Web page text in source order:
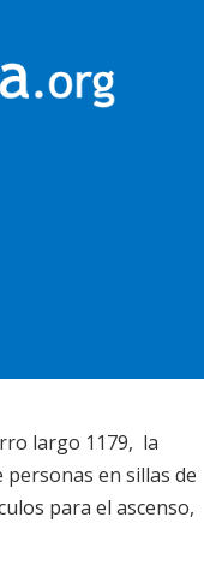
largo 1179, la
en sillas de
para el ascenso,